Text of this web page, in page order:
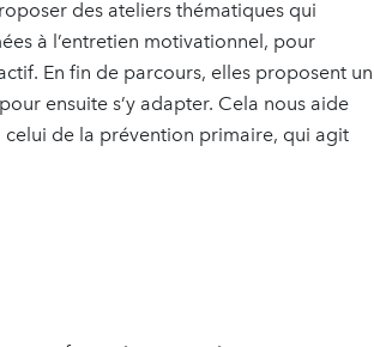
des ateliers thématiques qui
à l’entretien motivationnel, pour
En fin de parcours, elles proposent un
ensuite s’y adapter. Cela nous aide
celui de la prévention primaire, qui agit